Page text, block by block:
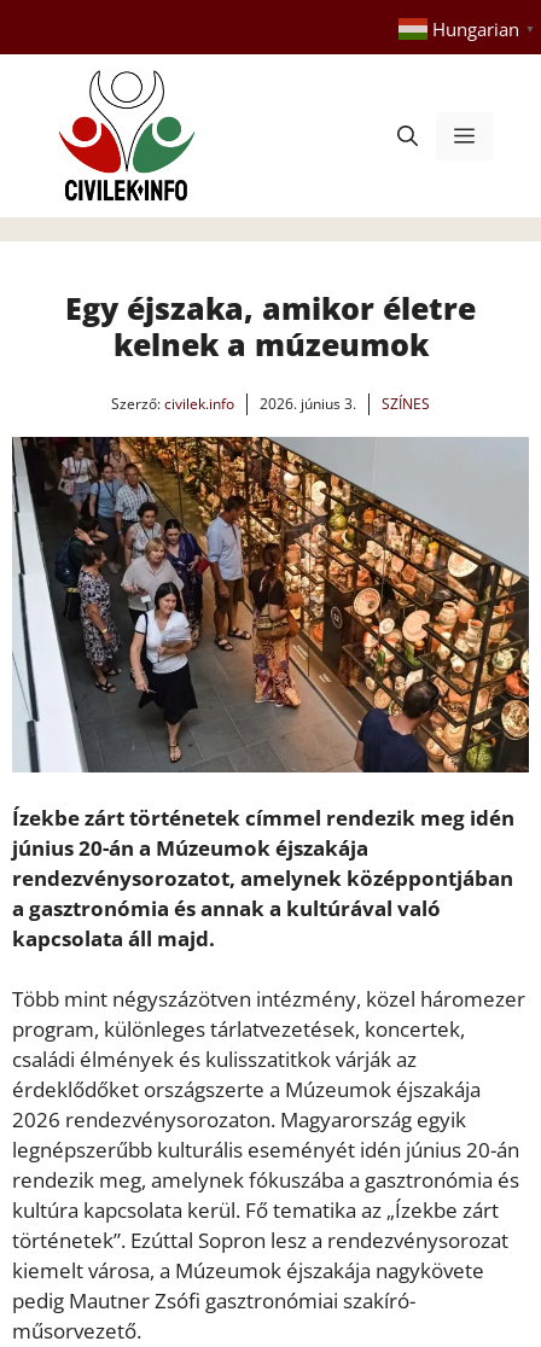
tartalomba
Hungarian ▼
Menü
Egy éjszaka, amikor életre
kelnek a múzeumok
Szerző:civilek.info 2026. június 3. SZÍNES
Ízekbe zárt történetek címmel rendezik meg idén
június 20-án a Múzeumok éjszakája
rendezvénysorozatot, amelynek középpontjában
a gasztronómia és annak a kultúrával való
kapcsolata áll majd.
Több mint négyszázötven intézmény, közel háromezer
program, különleges tárlatvezetések, koncertek,
családi élmények és kulisszatitkok várják az
érdeklődőket országszerte a Múzeumok éjszakája
2026 rendezvénysorozaton. Magyarország egyik
legnépszerűbb kulturális eseményét idén június 20-án
rendezik meg, amelynek fókuszába a gasztronómia és
kultúra kapcsolata kerül. Fő tematika az „Ízekbe zárt
történetek”. Ezúttal Sopron lesz a rendezvénysorozat
kiemelt városa, a Múzeumok éjszakája nagykövete
pedig Mautner Zsófi gasztronómiai szakíró-
műsorvezető.